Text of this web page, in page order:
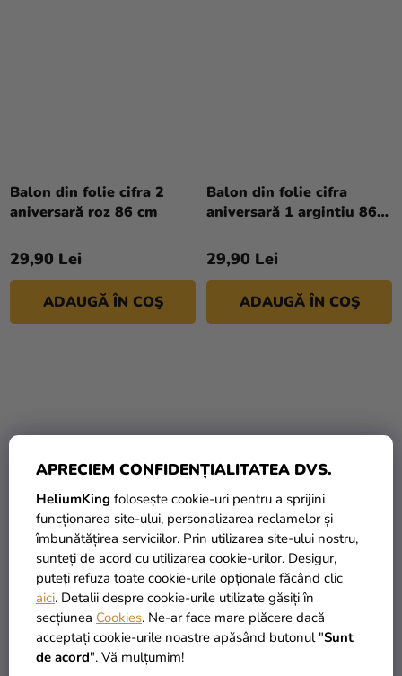
APRECIEM CONFIDENȚIALITATEA DVS.
HeliumKing folosește cookie-uri pentru a sprijini
funcționarea site-ului, personalizarea reclamelor și
îmbunătățirea serviciilor. Prin utilizarea site-ului nostru,
sunteți de acord cu utilizarea cookie-urilor. Desigur,
puteți refuza toate cookie-urile opționale făcând clic
aici. Detalii despre cookie-urile utilizate găsiți în
secțiunea Cookies. Ne-ar face mare plăcere dacă
acceptați cookie-urile noastre apăsând butonul "Sunt
de acord". Vă mulțumim!
Balon din folie cifra 2
aniversară roz 86 cm
29,90 Lei
ADAUGĂ ÎN COŞ
Balon din folie cifra
aniversară 1 argintiu 86
29,90 Lei
ADAUGĂ ÎN COŞ
Balon din folie cifra
aniversară 1 auriu 86 cm
29,90 Lei
ADAUGĂ ÎN COŞ
Balon din folie cifra
aniversară 1 bej 72 cm
29,90 Lei